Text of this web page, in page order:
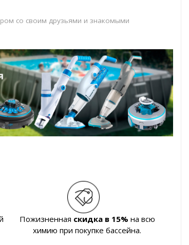
со своим друзьями и знакомыми
Пожизненная скидка в 15% на всю
химию при покупке бассейна.